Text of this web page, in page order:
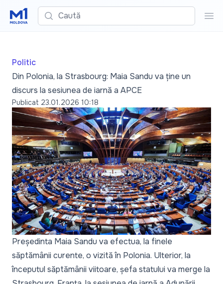
Caută
Politic
Din Polonia, la Strasbourg: Maia Sandu va ține un
discurs la sesiunea de iarnă a APCE
Publicat 23.01.2026 10:18
Președinta Maia Sandu va efectua, la finele
săptămânii curente, o vizită în Polonia. Ulterior, la
începutul săptămânii viitoare, șefa statului va merge la